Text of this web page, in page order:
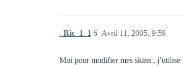
_Ric_1_1 Avril 11, 2005, 9:59
6
Moi pour modifier mes skins ,